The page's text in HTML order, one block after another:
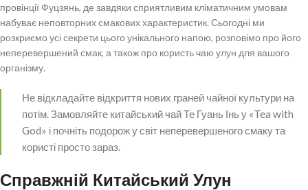
провінції Фуцзянь, де завдяки сприятливим кліматичним умовам
набуває неповторних смакових характеристик. Сьогодні ми
розкриємо усі секрети цього унікального напою, розповімо про його
неперевершений смак, а також про користь чаю улун для вашого
організму.
Не відкладайте відкриття нових граней чайної культури на
потім. Замовляйте китайський чай Те Гуань Інь у «Tea with
God» і почніть подорож у світ неперевершеного смаку та
користі просто зараз.
Справжній Китайський Улун